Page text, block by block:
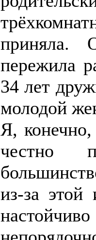
приняла.
пережила
34 лет
молодой
Я,
честно
из-за этой